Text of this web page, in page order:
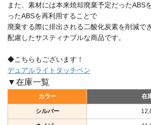
また、素材には本来焼却廃棄予定だったABS
ったABSを再利用することで
廃棄する際に排出される二酸化炭素を削減で
配慮したサスティナブルな商品です。
◆こちらもございます！
デュアルライトタッチペン
▼在庫一覧
カラー 在
シルバー